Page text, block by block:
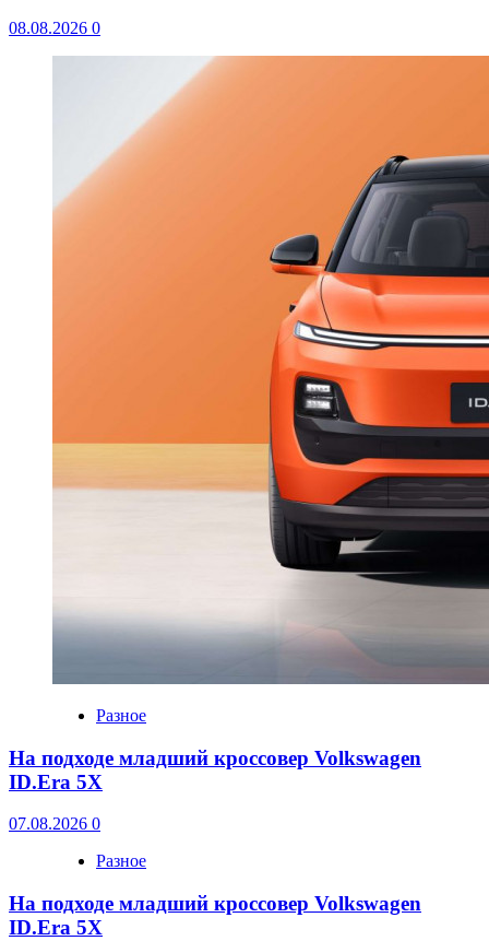
08.08.2026 0
Разное
На подходе младший кроссовер Volkswagen
ID.Era 5X
07.08.2026 0
Разное
На подходе младший кроссовер Volkswagen
ID.Era 5X